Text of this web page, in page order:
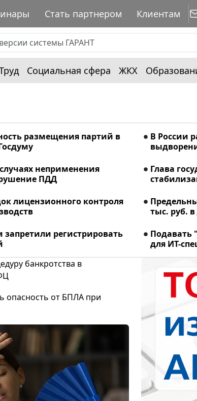
Стать партнером Клиентам
Социальная сфера ЖКХ
размещения партий в
В России
неприменения
ПДД
Глава
лицензионного контроля
тыс. руб. в
регистрировать
Подавать
для ИТ-
банкротства в
опасность от БПЛА при